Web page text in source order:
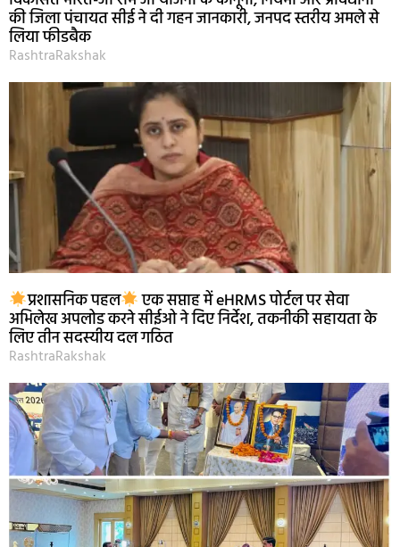
की जिला पंचायत सीई ने दी गहन जानकारी, जनपद स्तरीय अमले से
लिया फीडबैक
RashtraRakshak
प्रशासनिक पहल एक सप्ताह में eHRMS पोर्टल पर सेवा
अभिलेख अपलोड करने सीईओ ने दिए निर्देश, तकनीकी सहायता के
लिए तीन सदस्यीय दल गठित
RashtraRakshak